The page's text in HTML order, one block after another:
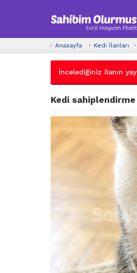
Anasayfa Kedi İlanları
İncelediğiniz ilanın
Kedi sahiplendirme